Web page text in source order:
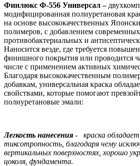
Финлюкс Ф-556 Универсал –
модифицированная полиуретановая
на основе высококачественных
полимеров, с добавлением
противобактериальных и
Наносится везде, где требуется
финишного покрытия или проводится
числе с применением активных
Благодаря высококачественным
добавкам, универсальная краска
свойствами, которые помогают
полиуретановые эмали:
Легкость нанесения - краска
тиксотропность, благодаря чему
вертикальных поверхностях, хорошо
цоколя, фундамента.